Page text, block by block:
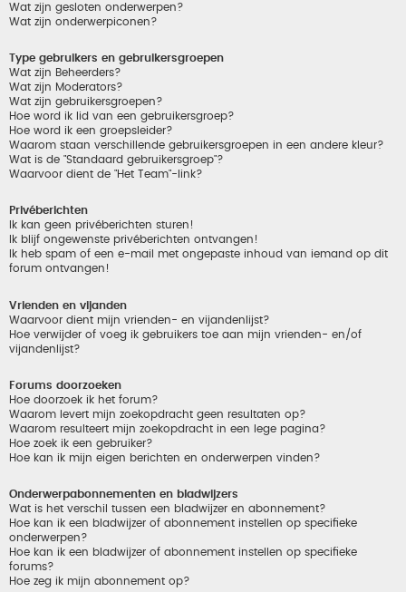
Wat zijn gesloten onderwerpen?
Wat zijn onderwerpiconen?
Type gebruikers en gebruikersgroepen
Wat zijn Beheerders?
Wat zijn Moderators?
Wat zijn gebruikersgroepen?
Hoe word ik lid van een gebruikersgroep?
Hoe word ik een groepsleider?
Waarom staan verschillende gebruikersgroepen in een andere kleur?
Wat is de "Standaard gebruikersgroep"?
Waarvoor dient de "Het Team"-link?
Privéberichten
Ik kan geen privéberichten sturen!
Ik blijf ongewenste privéberichten ontvangen!
Ik heb spam of een e-mail met ongepaste inhoud van iemand op dit
forum ontvangen!
Vrienden en vijanden
Waarvoor dient mijn vrienden- en vijandenlijst?
Hoe verwijder of voeg ik gebruikers toe aan mijn vrienden- en/of
vijandenlijst?
Forums doorzoeken
Hoe doorzoek ik het forum?
Waarom levert mijn zoekopdracht geen resultaten op?
Waarom resulteert mijn zoekopdracht in een lege pagina?
Hoe zoek ik een gebruiker?
Hoe kan ik mijn eigen berichten en onderwerpen vinden?
Onderwerpabonnementen en bladwijzers
Wat is het verschil tussen een bladwijzer en abonnement?
Hoe kan ik een bladwijzer of abonnement instellen op specifieke
onderwerpen?
Hoe kan ik een bladwijzer of abonnement instellen op specifieke
forums?
Hoe zeg ik mijn abonnement op?